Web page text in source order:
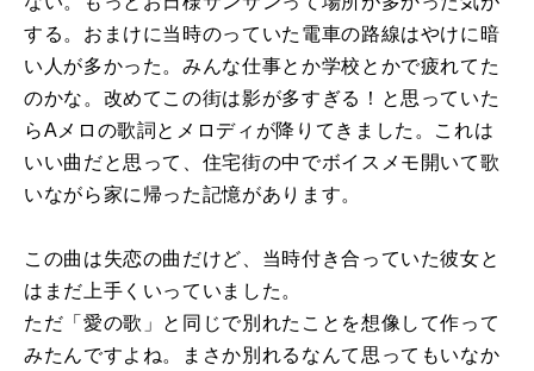
する。おまけに当時のっていた電車の路線はやけに暗
い人が多かった。みんな仕事とか学校とかで疲れてた
のかな。改めてこの街は影が多すぎる！と思っていた
らAメロの歌詞とメロディが降りてきました。これは
いい曲だと思って、住宅街の中でボイスメモ開いて歌
いながら家に帰った記憶があります。
この曲は失恋の曲だけど、当時付き合っていた彼女と
はまだ上手くいっていました。
ただ「愛の歌」と同じで別れたことを想像して作って
みたんですよね。まさか別れるなんて思ってもいなか